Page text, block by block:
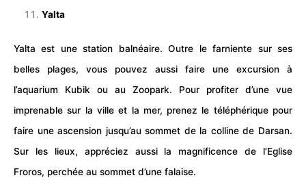
Yalta
Yalta est une station balnéaire. Outre le farniente sur ses
belles plages, vous pouvez aussi faire une excursion à
l’aquarium Kubik ou au Zoopark. Pour profiter d’une vue
imprenable sur la ville et la mer, prenez le téléphérique pour
faire une ascension jusqu’au sommet de la colline de Darsan.
Sur les lieux, appréciez aussi la magnificence de l’Eglise
Froros, perchée au sommet d’une falaise.